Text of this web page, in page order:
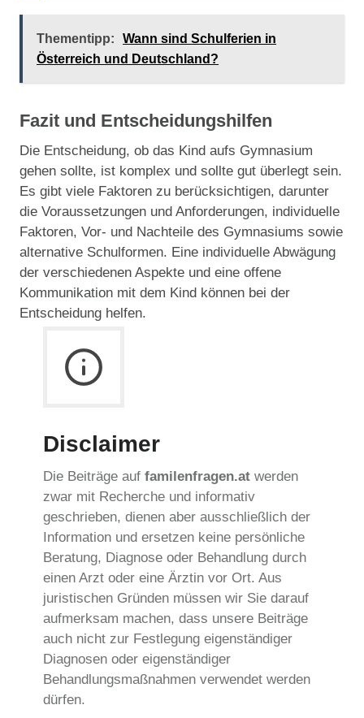
Thementipp:
Wann sind Schulferien in
Österreich und Deutschland?
Fazit und Entscheidungshilfen
Die Entscheidung, ob das Kind aufs Gymnasium
gehen sollte, ist komplex und sollte gut überlegt sein.
Es gibt viele Faktoren zu berücksichtigen, darunter
die Voraussetzungen und Anforderungen, individuelle
Faktoren, Vor- und Nachteile des Gymnasiums sowie
alternative Schulformen. Eine individuelle Abwägung
der verschiedenen Aspekte und eine offene
Kommunikation mit dem Kind können bei der
Entscheidung helfen.
Disclaimer
Die Beiträge auf familenfragen.at werden
zwar mit Recherche und informativ
geschrieben, dienen aber ausschließlich der
Information und ersetzen keine persönliche
Beratung, Diagnose oder Behandlung durch
einen Arzt oder eine Ärztin vor Ort. Aus
juristischen Gründen müssen wir Sie darauf
aufmerksam machen, dass unsere Beiträge
auch nicht zur Festlegung eigenständiger
Diagnosen oder eigenständiger
Behandlungsmaßnahmen verwendet werden
dürfen.